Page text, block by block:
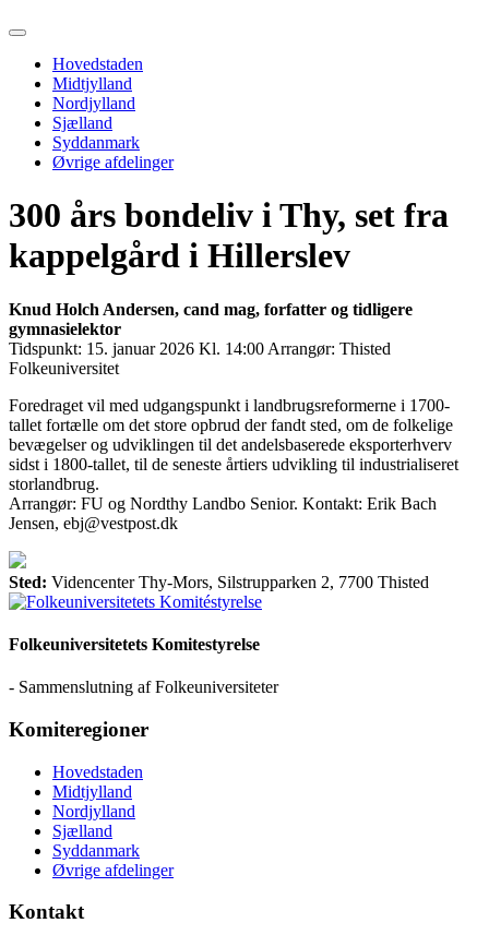
Primary
Hovedstaden
Midtjylland
Nordjylland
Sjælland
Syddanmark
Øvrige afdelinger
300 års bondeliv i Thy, set fra
kappelgård i Hillerslev
Knud Holch Andersen, cand mag, forfatter og tidligere
gymnasielektor
Tidspunkt: 15. januar 2026 Kl. 14:00 Arrangør: Thisted
Folkeuniversitet
Foredraget vil med udgangspunkt i landbrugsreformerne i 1700-
tallet fortælle om det store opbrud der fandt sted, om de folkelige
bevægelser og udviklingen til det andelsbaserede eksporterhverv
sidst i 1800-tallet, til de seneste årtiers udvikling til industrialiseret
storlandbrug.
Arrangør: FU og Nordthy Landbo Senior. Kontakt: Erik Bach
Jensen, ebj@vestpost.dk
Sted: Videncenter Thy-Mors, Silstrupparken 2, 7700 Thisted
Folkeuniversitetets Komitestyrelse
- Sammenslutning af Folkeuniversiteter
Komiteregioner
Hovedstaden
Midtjylland
Nordjylland
Sjælland
Syddanmark
Øvrige afdelinger
Kontakt